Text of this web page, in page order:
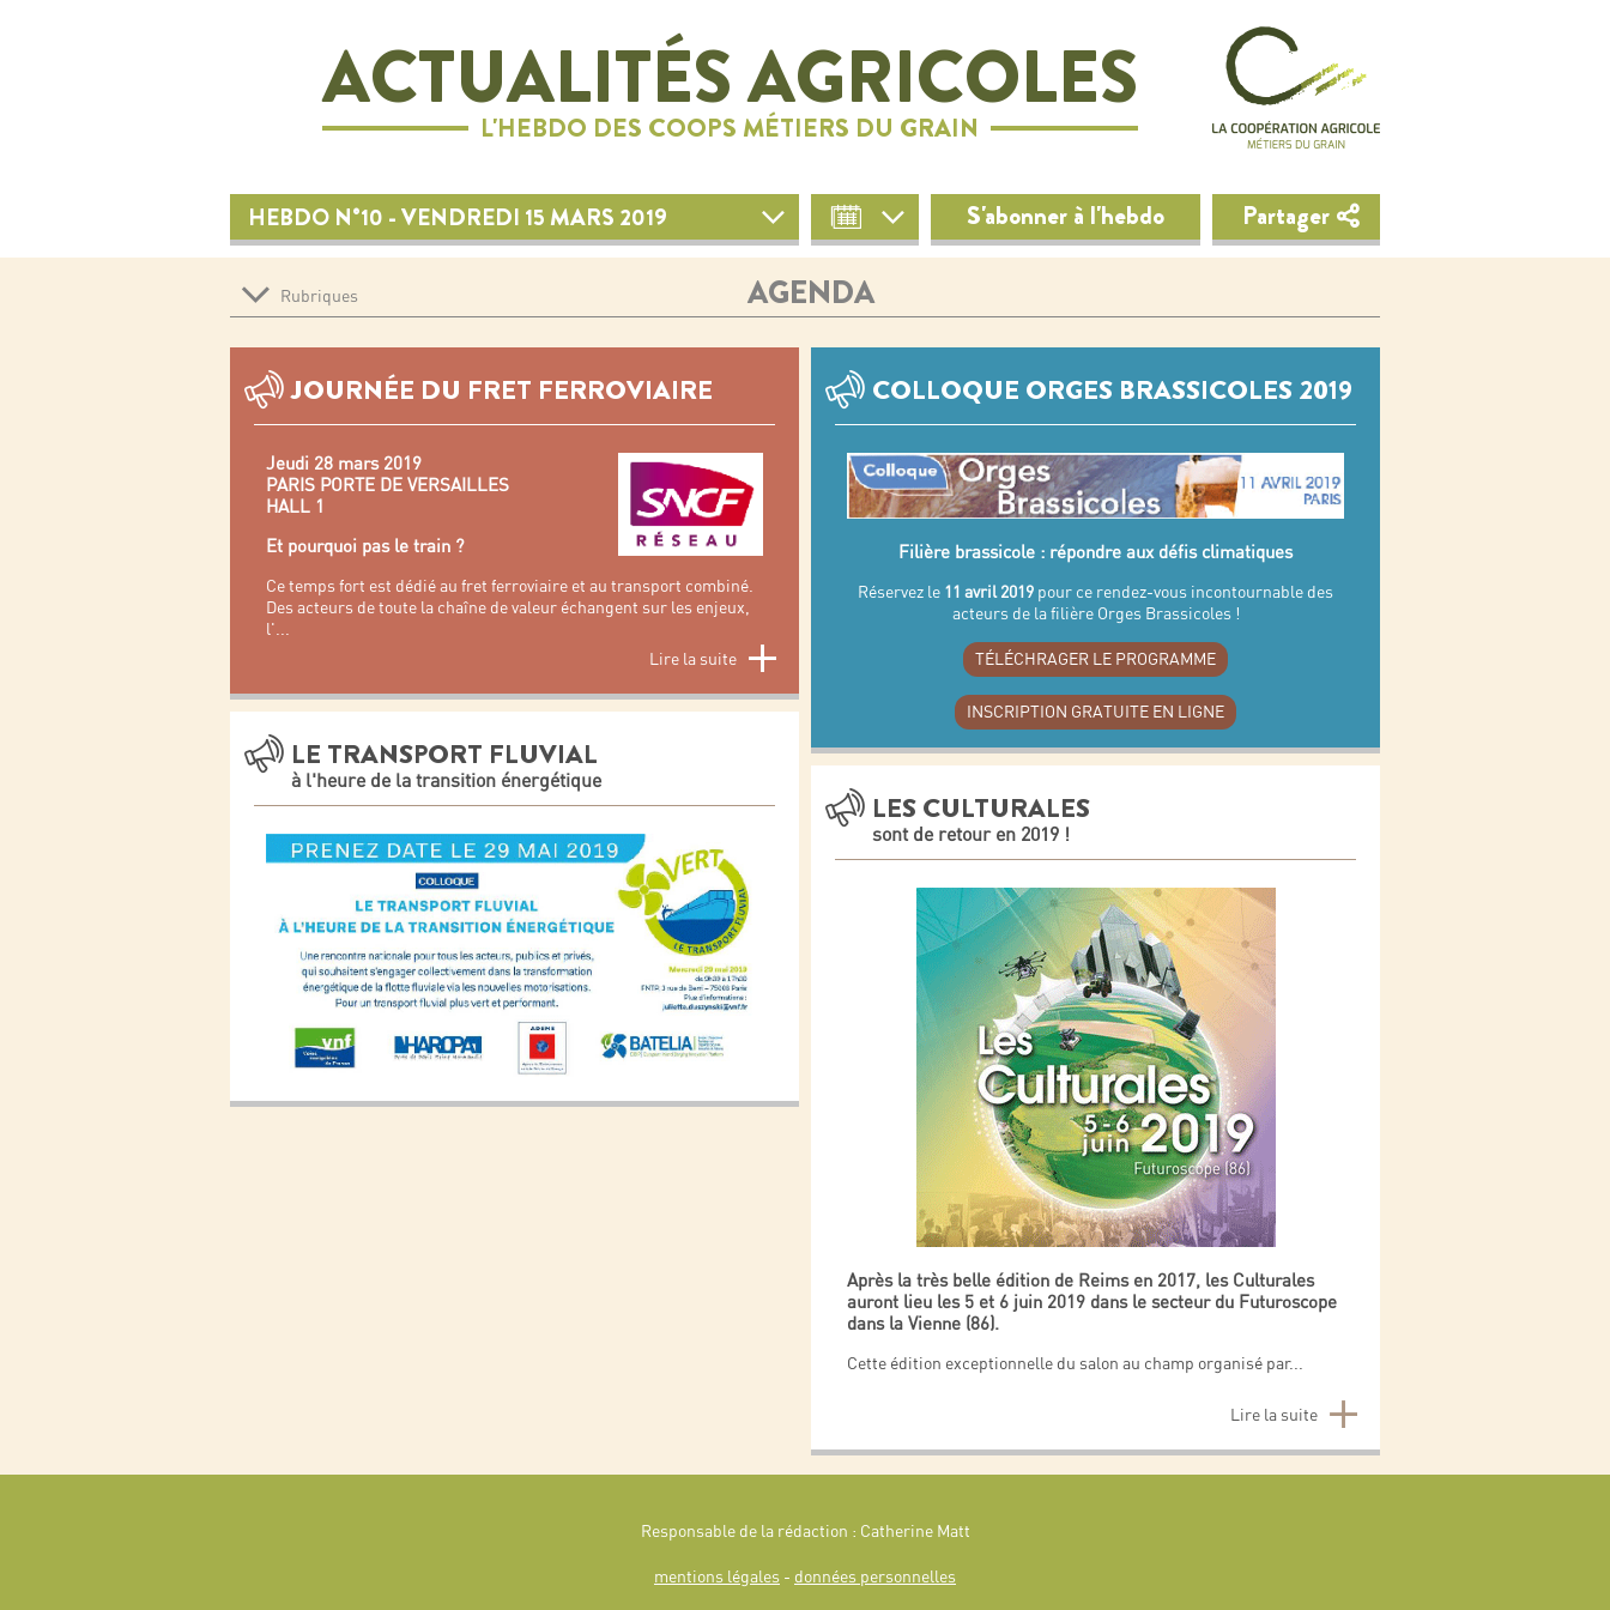
ACTUALITÉS AGRICOLES
L'HEBDO DES COOPS MÉTIERS DU GRAIN
S'abonner à l'hebdo Partager
HEBDO N°10 - VENDREDI 15 MARS 2019
AGENDA
Rubriques
JOURNÉE DU FRET FERROVIAIRE
Jeudi 28 mars 2019
PARIS PORTE DE VERSAILLES
HALL 1
Et pourquoi pas le train ?
Ce temps fort est dédié au fret ferroviaire et au transport combiné.
Des acteurs de toute la chaîne de valeur échangent sur les enjeux,
l'...
Lire la suite
LE TRANSPORT FLUVIAL
à l'heure de la transition énergétique
COLLOQUE ORGES BRASSICOLES 2019
Filière brassicole : répondre aux défis climatiques
Réservez le 11 avril 2019 pour ce rendez-vous incontournable des
acteurs de la filière Orges Brassicoles !
TÉLÉCHRAGER LE PROGRAMME
INSCRIPTION GRATUITE EN LIGNE
LES CULTURALES
sont de retour en 2019 !
Après la très belle édition de Reims en 2017, les Culturales
auront lieu les 5 et 6 juin 2019 dans le secteur du Futuroscope
dans la Vienne (86).
Cette édition exceptionnelle du salon au champ organisé par...
Lire la suite
Responsable de la rédaction : Catherine Matt
mentions légales - données personnelles